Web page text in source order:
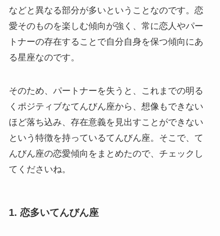
などと異なる部分が多いということなのです。恋
愛そのものを楽しむ傾向が強く、常に恋人やパー
トナーの存在することで自分自身を保つ傾向にあ
る星座なのです。
そのため、パートナーを失うと、これまでの明る
くポジティブなてんびん座から、想像もできない
ほど落ち込み、存在意義を見出すことができない
という特徴を持っているてんびん座。そこで、て
んびん座の恋愛傾向をまとめたので、チェックし
てくださいね。
1. 恋多いてんびん座